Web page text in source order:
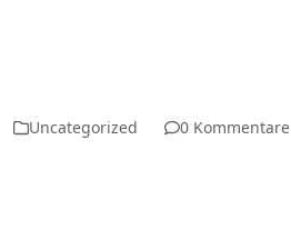
Uncategorized 0 Kommentare